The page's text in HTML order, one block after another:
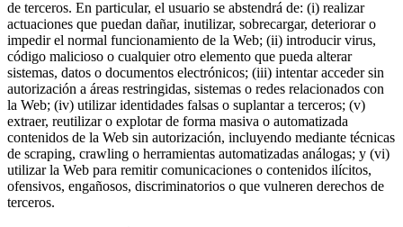
de terceros. En particular, el usuario se abstendrá de: (i) realizar
actuaciones que puedan dañar, inutilizar, sobrecargar, deteriorar o
impedir el normal funcionamiento de la Web; (ii) introducir virus,
código malicioso o cualquier otro elemento que pueda alterar
sistemas, datos o documentos electrónicos; (iii) intentar acceder sin
autorización a áreas restringidas, sistemas o redes relacionados con
la Web; (iv) utilizar identidades falsas o suplantar a terceros; (v)
extraer, reutilizar o explotar de forma masiva o automatizada
contenidos de la Web sin autorización, incluyendo mediante técnicas
de scraping, crawling o herramientas automatizadas análogas; y (vi)
utilizar la Web para remitir comunicaciones o contenidos ilícitos,
ofensivos, engañosos, discriminatorios o que vulneren derechos de
terceros.